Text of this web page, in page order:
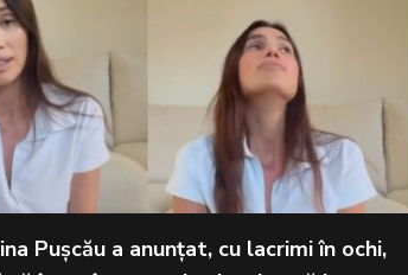
Pușcău a anunțat, cu lacrimi în ochi,